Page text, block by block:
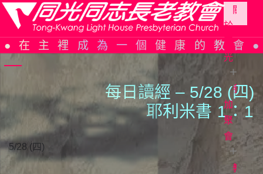
Skip
to
content
在主裡成為一個健康的教會
關
於
同
光
同
光
簡
史
織
參
加
聚
會
教
每日讀經 – 5/28 (四)
耶利米書 1：1
5/28 (四)